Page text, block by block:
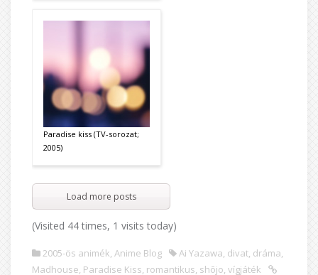
Paradise kiss (TV-sorozat;
2005)
Load more posts
(Visited 44 times, 1 visits today)
2005-ös animék, Anime Blog Ai Yazawa, divat, dráma,
Madhouse, Paradise Kiss, romantikus, shōjo, vígjáték